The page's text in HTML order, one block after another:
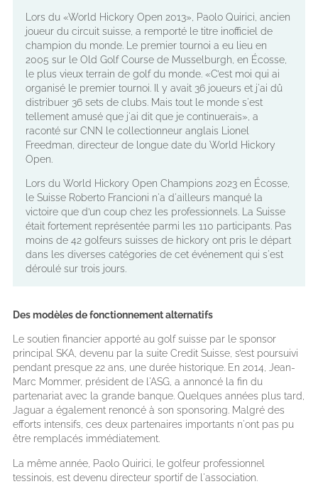
Lors du «World Hickory Open 2013», Paolo Quirici, ancien
joueur du circuit suisse, a remporté le titre inofficiel de
champion du monde. Le premier tournoi a eu lieu en
2005 sur le Old Golf Course de Musselburgh, en Écosse,
le plus vieux terrain de golf du monde. «C’est moi qui ai
organisé le premier tournoi. Il y avait 36 joueurs et j'ai dû
distribuer 36 sets de clubs. Mais tout le monde s'est
tellement amusé que j'ai dit que je continuerais», a
raconté sur CNN le collectionneur anglais Lionel
Freedman, directeur de longue date du World Hickory
Open.
Lors du World Hickory Open Champions 2023 en Écosse,
le Suisse Roberto Francioni n'a d'ailleurs manqué la
victoire que d’un coup chez les professionnels. La Suisse
était fortement représentée parmi les 110 participants. Pas
moins de 42 golfeurs suisses de hickory ont pris le départ
dans les diverses catégories de cet événement qui s'est
déroulé sur trois jours.
Des modèles de fonctionnement alternatifs
Le soutien financier apporté au golf suisse par le sponsor
principal SKA, devenu par la suite Credit Suisse, s’est poursuivi
pendant presque 22 ans, une durée historique. En 2014, Jean-
Marc Mommer, président de l'ASG, a annoncé la fin du
partenariat avec la grande banque. Quelques années plus tard,
Jaguar a également renoncé à son sponsoring. Malgré des
efforts intensifs, ces deux partenaires importants n'ont pas pu
être remplacés immédiatement.
La même année, Paolo Quirici, le golfeur professionnel
tessinois, est devenu directeur sportif de l'association.